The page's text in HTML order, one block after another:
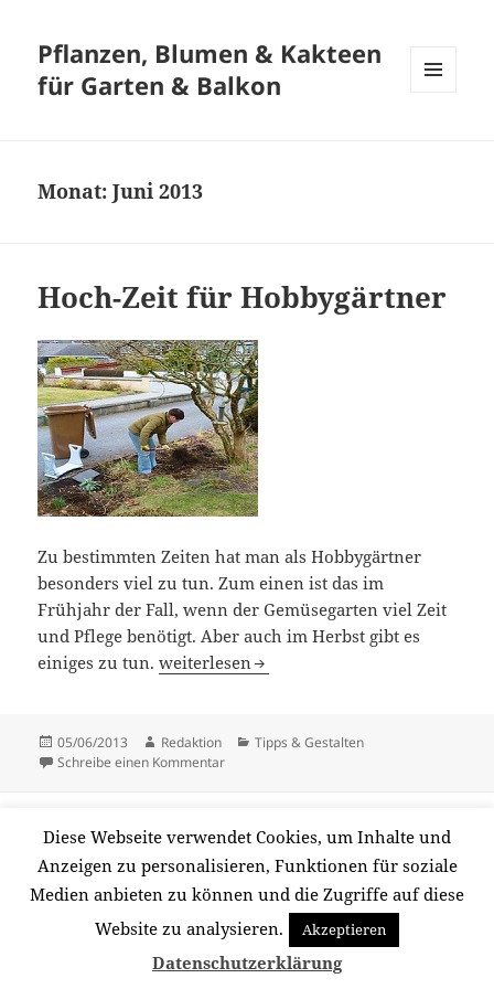
Pflanzen, Blumen & Kakteen
für Garten & Balkon
Monat:Juni 2013
Hoch-Zeit für Hobbygärtner
Zu bestimmten Zeiten hat man als Hobbygärtner
besonders viel zu tun. Zum einen ist das im
Frühjahr der Fall, wenn der Gemüsegarten viel Zeit
und Pflege benötigt. Aber auch im Herbst gibt es
einiges zu tun.Hoch-Zeit für Hobbygärtner
weiterlesen
Veröffentlicht
am
05/06/2013 Autor
Redaktion Kategorien
Tipps & Gestalten
Schreibe einen Kommentarzu Hoch-Zeit für Hobbygärtner
Diese Webseite verwendet Cookies, um Inhalte und
Anzeigen zu personalisieren, Funktionen für soziale
Medien anbieten zu können und die Zugriffe auf diese
Website zu analysieren.
Akzeptieren
Datenschutzerklärung